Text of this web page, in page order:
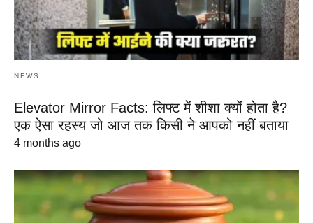
NEWS
Elevator Mirror Facts: लिफ्ट में शीशा क्यों होता है?
एक ऐसा रहस्य जो आज तक किसी ने आपको नहीं बताया
4 months ago